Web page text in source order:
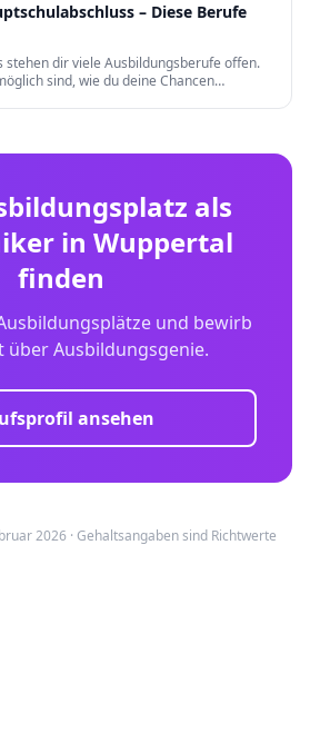
– Diese Berufe
stehen dir viele Ausbildungsberufe offen.
sind, wie du deine Chancen
als
in Wuppertal
finden
und bewirb
über Ausbildungsgenie.
ansehen
2026 · Gehaltsangaben sind Richtwerte